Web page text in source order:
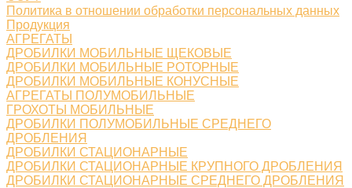
Политика в отношении обработки персональных данных
Продукция
АГРЕГАТЫ
ДРОБИЛКИ МОБИЛЬНЫЕ ЩЕКОВЫЕ
ДРОБИЛКИ МОБИЛЬНЫЕ РОТОРНЫЕ
ДРОБИЛКИ МОБИЛЬНЫЕ КОНУСНЫЕ
АГРЕГАТЫ ПОЛУМОБИЛЬНЫЕ
ГРОХОТЫ МОБИЛЬНЫЕ
ДРОБИЛКИ ПОЛУМОБИЛЬНЫЕ СРЕДНЕГО
ДРОБЛЕНИЯ
ДРОБИЛКИ СТАЦИОНАРНЫЕ
ДРОБИЛКИ СТАЦИОНАРНЫЕ КРУПНОГО ДРОБЛЕНИЯ
ДРОБИЛКИ СТАЦИОНАРНЫЕ СРЕДНЕГО ДРОБЛЕНИЯ